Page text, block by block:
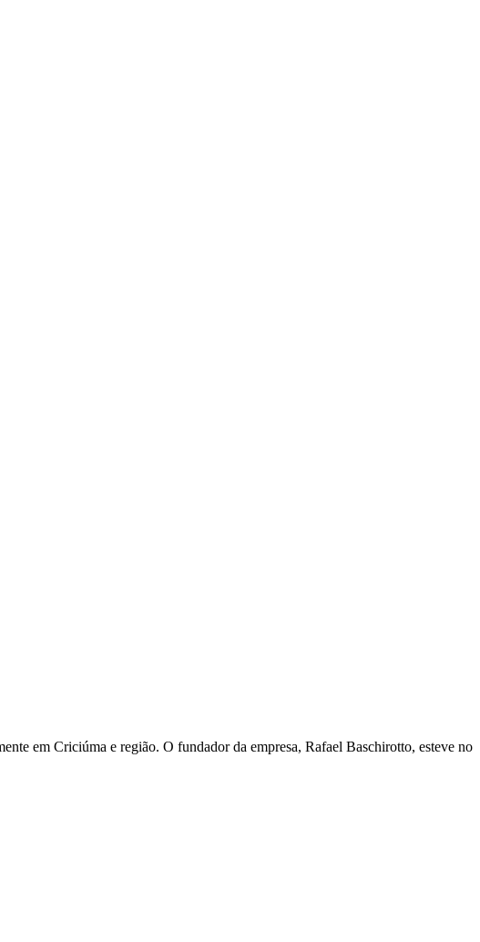
em Criciúma e região. O fundador da empresa, Rafael Baschirotto, esteve no